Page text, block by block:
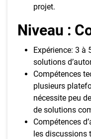
projet.
Niveau :
Expérience: 3 à
solutions
Compétences
plusieurs
nécessite peu
de solutions
Compétences
les discussions